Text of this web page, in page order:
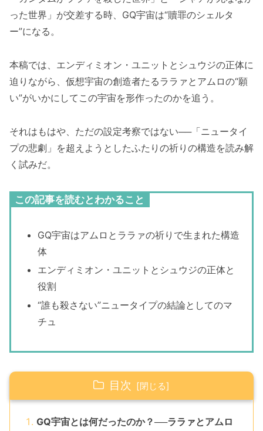
った世界」が交差する時、GQ宇宙は“贖罪のシェルタ
ー”になる。
本稿では、エンディミオン・ユニットとシュウジの正体に
迫りながら、仮想宇宙の創造者たるララァとアムロの“願
い”がいかにしてこの宇宙を形作ったのかを追う。
それはもはや、ただの設定考察ではない──「ニュータイ
プの悲劇」を超えようとしたふたりの祈りの構造を読み解
く試みだ。
この記事を読むとわかること
GQ宇宙はアムロとララァの祈りで生まれた構造
体
エンディミオン・ユニットとシュウジの正体と
役割
“誰も殺さない”ニュータイプの結論としてのマ
チュ
目次
GQ宇宙とは何だったのか？──ララァとアムロ